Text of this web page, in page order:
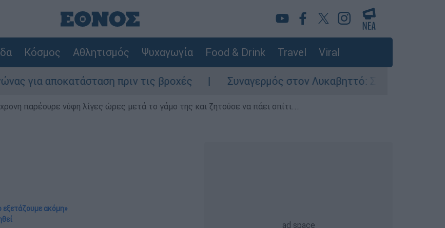
Κόσμος Αθλητισμός Ψυχαγωγία Food & Drink Travel Viral
πριν τις βροχές Συναγερμός στον Λυκαβηττό: Σορός σε προχωρημένη
παρέσυρε νύφη λίγες ώρες μετά το γάμο της και ζητούσε να πάει σπίτι...
εξετάζουμε ακόμη»